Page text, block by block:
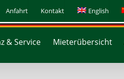
Anfahrt Kontakt English
& Service Mieterübersicht